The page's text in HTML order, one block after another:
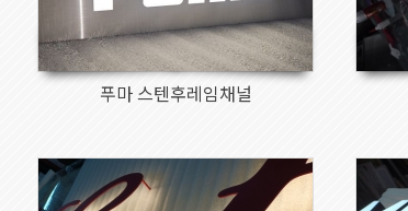
푸마 스텐후레임채널